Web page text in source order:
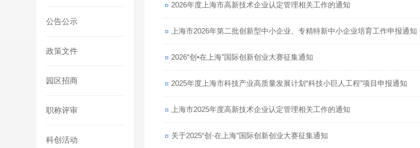
公告公示
政策文件
园区招商
职称评审
科创活动
2026年度上海市高新技术企业认定管理相关工作的通知
上海市2026年第二批创新型中小企业、专精特新中小企业培育工作申报通知
2026“创•在上海”国际创新创业大赛征集通知
2025年度上海市科技产业高质量发展计划“科技小巨人工程”项目申报通知
上海市2025年度高新技术企业认定管理相关工作的通知
关于2025“创·在上海”国际创新创业大赛征集通知